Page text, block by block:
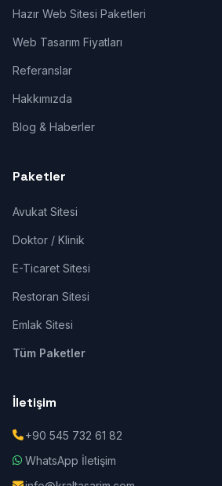
Hazır Web Sitesi Paketleri
Web Tasarım Fiyatları
Referanslar
Hakkımızda
Blog & Haberler
Paketler
Avukat Sitesi
Doktor / Klinik
E-Ticaret Sitesi
Restoran Sitesi
Emlak Sitesi
Tüm Paketler
İletişim
+90 545 732 61 82
WhatsApp İletişim